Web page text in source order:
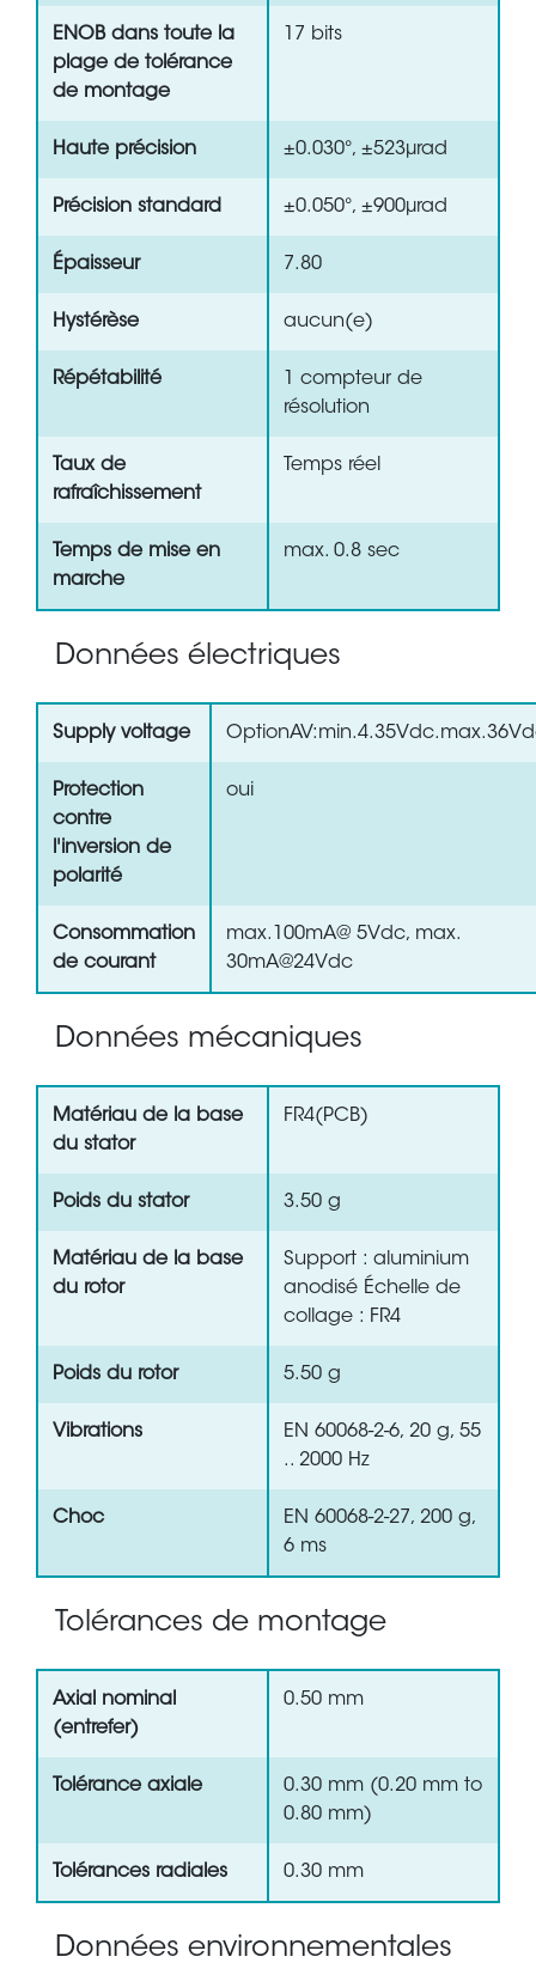
ENOB dans toute la
plage de tolérance
de montage
17 bits
Haute précision ±0.030°, ±523µrad
Précision standard ±0.050°, ±900µrad
Épaisseur 7.80
Hystérèse aucun(e)
Répétabilité
1 compteur de
résolution
Taux de
rafraîchissement
Temps réel
Temps de mise en
marche
max. 0.8 sec
Données électriques
Supply voltage
Protection
contre
l'inversion de
polarité
oui
Consommation
de courant
max.100mA@ 5Vdc, max.
30mA@24Vdc
Données mécaniques
Matériau de la base
du stator
FR4(PCB)
Poids du stator 3.50 g
Matériau de la base
du rotor
Support : aluminium
anodisé Échelle de
collage : FR4
Poids du rotor 5.50 g
Vibrations
EN 60068-2-6, 20 g, 55
.. 2000 Hz
Choc
EN 60068-2-27, 200 g,
6 ms
Tolérances de montage
Axial nominal
(entrefer)
0.50 mm
Tolérance axiale
0.30 mm (0.20 mm to
0.80 mm)
Tolérances radiales 0.30 mm
Données environnementales